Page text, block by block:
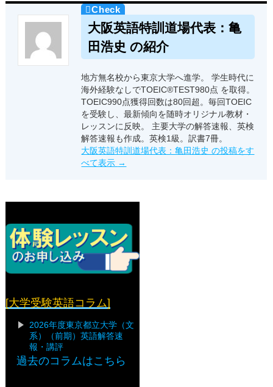
大阪英語特訓道場代表：亀
田浩史 の紹介
地方無名校から東京大学へ進学。 学生時代に
海外経験なしでTOEIC®TEST980点 を取得。
TOEIC990点獲得回数は80回超。毎回TOEIC
を受験し、最新傾向を随時オリジナル教材・
レッスンに反映。 主要大学の解答速報、英検
解答速報も作成。英検1級。訳書7冊。
大阪英語特訓道場代表：亀田浩史 の投稿をす
べて表示 →
[大学受験英語コラム]
2026年度東京都立大学（文
系）（前期）英語解答速
報・講評
過去のコラムはこちら